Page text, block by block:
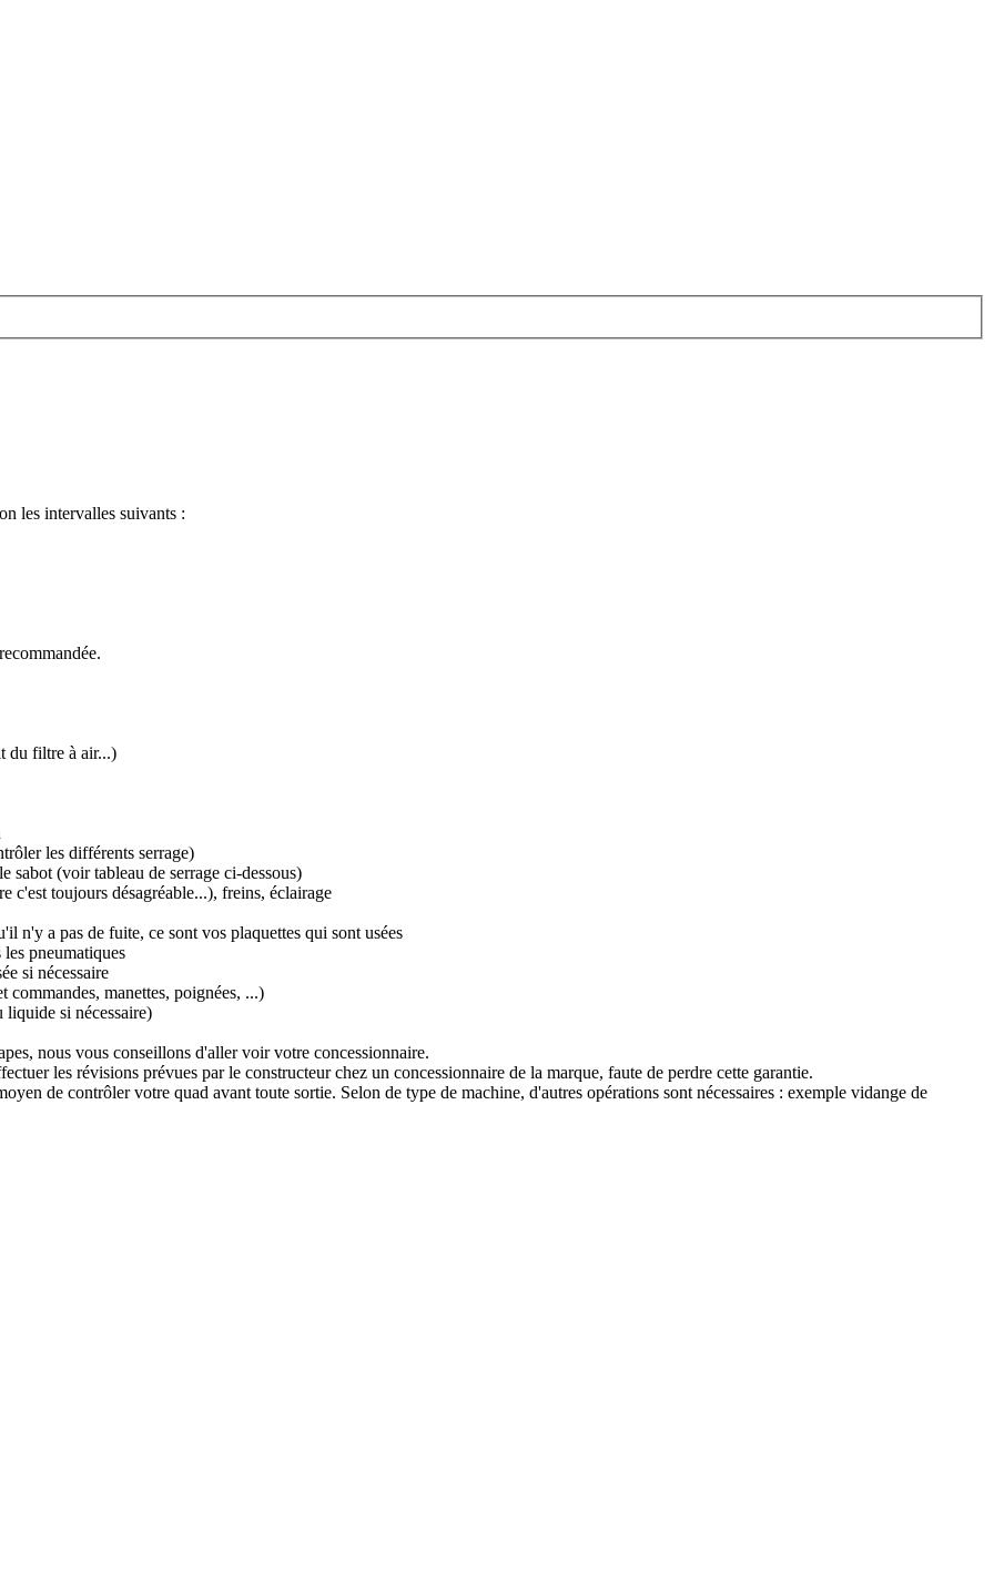
les intervalles suivants :
du filtre à air...)
les différents serrage)
sabot (voir tableau de serrage ci-dessous)
c'est toujours désagréable...), freins, éclairage
a pas de fuite, ce sont vos plaquettes qui sont usées
pneumatiques
si nécessaire
commandes, manettes, poignées, ...)
si nécessaire)
nous vous conseillons d'aller voir votre concessionnaire.
les révisions prévues par le constructeur chez un concessionnaire de la marque, faute de perdre cette garantie.
de contrôler votre quad avant toute sortie. Selon de type de machine, d'autres opérations sont nécessaires : exemple vidange de